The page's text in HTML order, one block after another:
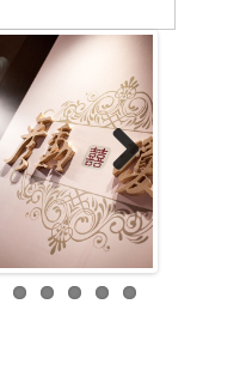
Next